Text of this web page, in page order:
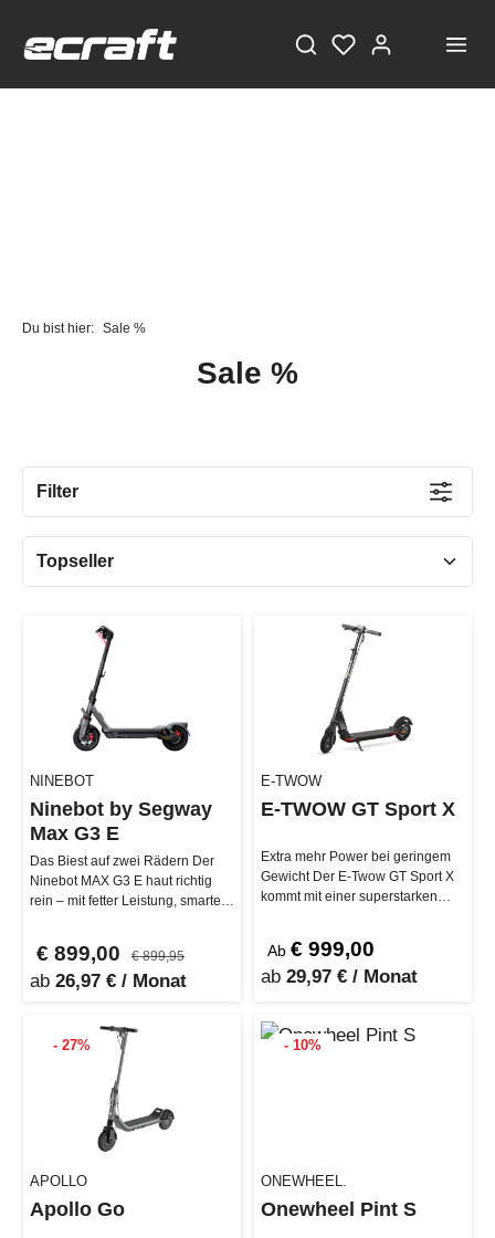
Du bist hier: Sale %
Sale %
Filter
NINEBOT
Ninebot by Segway
Max G3 E
Das Biest auf zwei Rädern Der
Ninebot MAX G3 E haut richtig
rein – mit fetter Leistung, smarter
€ 899,00 € 899,95
ab 26,97 € / Monat
E-TWOW
E-TWOW GT Sport X
Extra mehr Power bei geringem
Gewicht Der E-Twow GT Sport X
kommt mit einer superstarken
Ab € 999,00
ab 29,97 € / Monat
- 27%
APOLLO
Apollo Go
- 10%
ONEWHEEL.
Onewheel Pint S